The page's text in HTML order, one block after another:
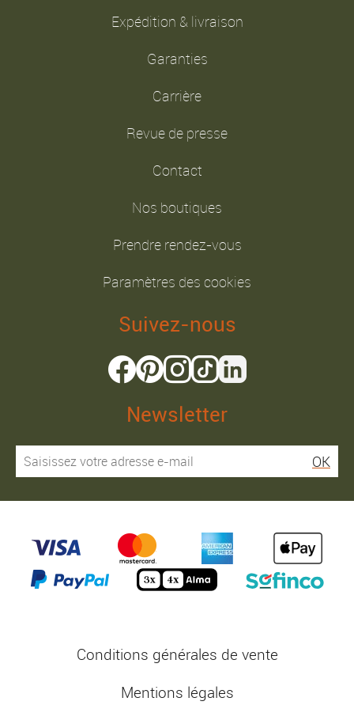
Expédition & livraison
Garanties
Carrière
Revue de presse
Contact
Nos boutiques
Prendre rendez-vous
Paramètres des cookies
Suivez-nous
Newsletter
OK
Conditions générales de vente
Mentions légales